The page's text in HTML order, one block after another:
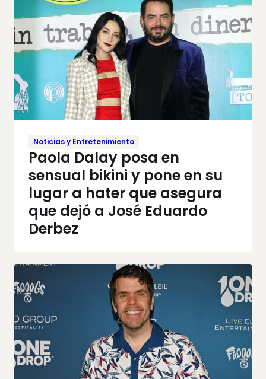
Noticias y Entretenimiento
Paola Dalay posa en
sensual bikini y pone en su
lugar a hater que asegura
que dejó a José Eduardo
Derbez